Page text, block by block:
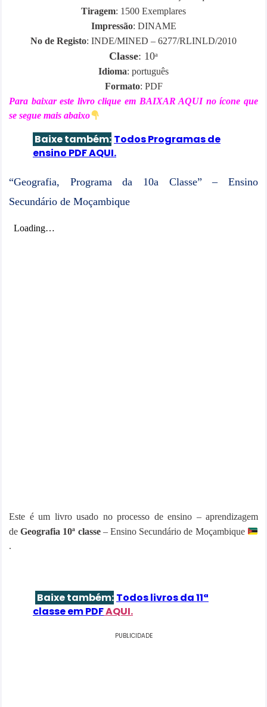
Tiragem: 1500 Exemplares
Impressão: DINAME
No de Registo: INDE/MINED – 6277/RLINLD/2010
Classe: 10ᵃ
Idioma: português
Formato: PDF
Para baixar este livro clique em BAIXAR AQUI no ícone que
se segue mais abaixo
Baixe também: Todos Programas de
ensino PDF AQUI.
“Geografia, Programa da 10a Classe” – Ensino
Secundário de Moçambique
Este éum livro usado no processo de ensino – aprendizagem
deGeografia 10ª classe– Ensino Secundário de Moçambique
.
Baixe também: Todos livros da11ª
classe em PDFAQUI.
PUBLICIDADE